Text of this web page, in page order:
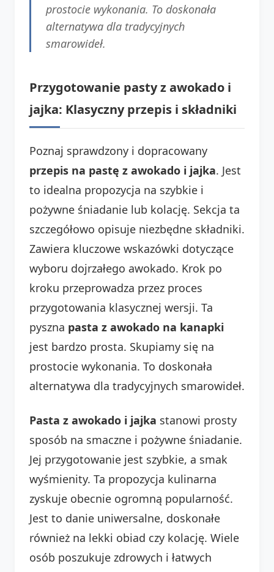
prostocie wykonania. To doskonała
alternatywa dla tradycyjnych
smarowideł.
Przygotowanie pasty z awokado i
jajka: Klasyczny przepis i składniki
Poznaj sprawdzony i dopracowany
przepis na pastę z awokado i jajka. Jest
to idealna propozycja na szybkie i
pożywne śniadanie lub kolację. Sekcja ta
szczegółowo opisuje niezbędne składniki.
Zawiera kluczowe wskazówki dotyczące
wyboru dojrzałego awokado. Krok po
kroku przeprowadza przez proces
przygotowania klasycznej wersji. Ta
pyszna pasta z awokado na kanapki
jest bardzo prosta. Skupiamy się na
prostocie wykonania. To doskonała
alternatywa dla tradycyjnych smarowideł.
Pasta z awokado i jajka stanowi prosty
sposób na smaczne i pożywne śniadanie.
Jej przygotowanie jest szybkie, a smak
wyśmienity. Ta propozycja kulinarna
zyskuje obecnie ogromną popularność.
Jest to danie uniwersalne, doskonałe
również na lekki obiad czy kolację. Wiele
osób poszukuje zdrowych i łatwych